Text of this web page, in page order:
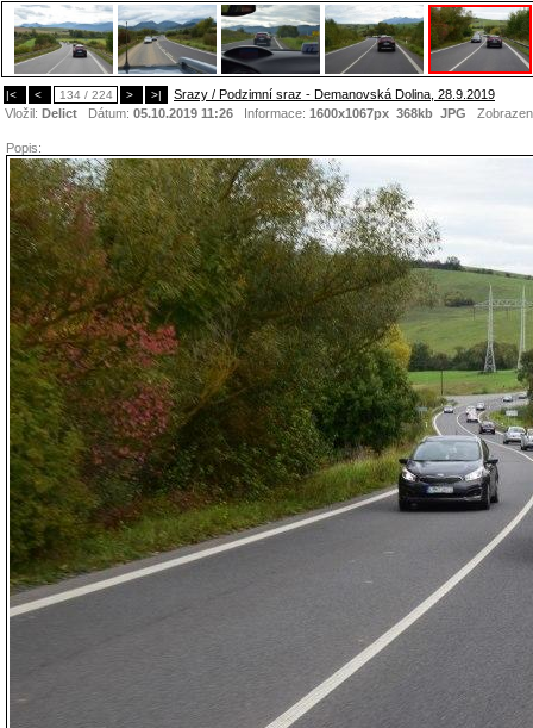
|< < 134 / 224 > >|
Srazy / Podzimní sraz - Demanovská Dolina, 28.9.2019
Vložil: Delict Dátum: 05.10.2019 11:26 Informace: 1600x1067px 368kb JPG
Popis: